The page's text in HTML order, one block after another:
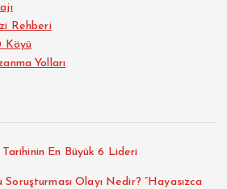
Rehberi
Köyü
Yolları
Tarihinin En Büyük 6 Lideri
Olayı Nedir? “Hayasızca